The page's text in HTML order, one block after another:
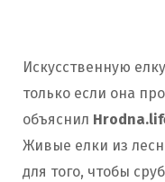
Искусственную
только если она
объяснил
Живые елки из
для того, чтобы